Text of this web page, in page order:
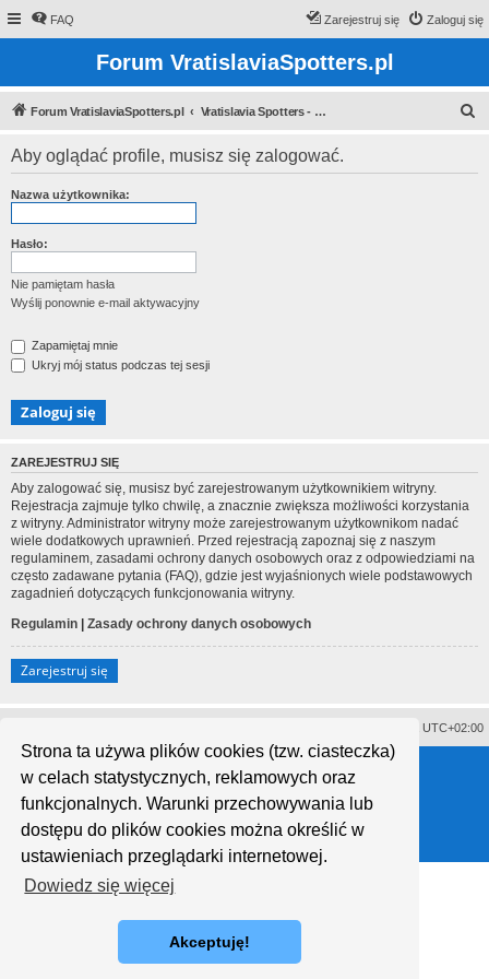
Strona ta używa plików cookies (tzw. ciasteczka)
w celach statystycznych, reklamowych oraz
funkcjonalnych. Warunki przechowywania lub
dostępu do plików cookies można określić w
ustawieniach przeglądarki internetowej.
Dowiedz się więcej
Akceptuję!
FAQ Zaloguj się
Zarejestruj się
Forum VratislaviaSpotters.pl
Forum VratislaviaSpotters.pl Vratislavia Spotters - Wroclawska grupa spotterska
Aby oglądać profile, musisz się zalogować.
Nazwa użytkownika:
Hasło:
Nie pamiętam hasła
Wyślij ponownie e-mail aktywacyjny
Zapamiętaj mnie
Ukryj mój status podczas tej sesji
ZAREJESTRUJ SIĘ
Aby zalogować się, musisz być zarejestrowanym użytkownikiem witryny.
Rejestracja zajmuje tylko chwilę, a znacznie zwiększa możliwości korzystania
z witryny. Administrator witryny może zarejestrowanym użytkownikom nadać
wiele dodatkowych uprawnień. Przed rejestracją zapoznaj się z naszym
regulaminem, zasadami ochrony danych osobowych oraz z odpowiedziami na
często zadawane pytania (FAQ), gdzie jest wyjaśnionych wiele podstawowych
zagadnień dotyczących funkcjonowania witryny.
Regulamin | Zasady ochrony danych osobowych
Zarejestruj się
UTC+02:00
Technologię dostarcza phpBB
® Forum Software © phpBB Limited
Polski pakiet językowy dostarczaphpBB.pl
Style proflat © 2017Mazeltof